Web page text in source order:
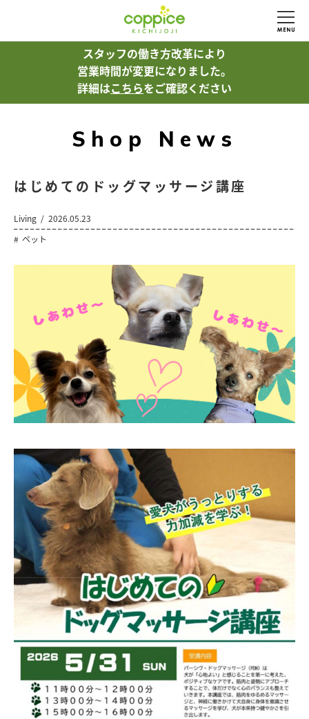
スタッフの働き方改革により
営業時間が変更になりました。
詳細はこちらをご確認ください
Shop News
はじめてのドッグマッサージ講座
Living
2026.05.23
ペット